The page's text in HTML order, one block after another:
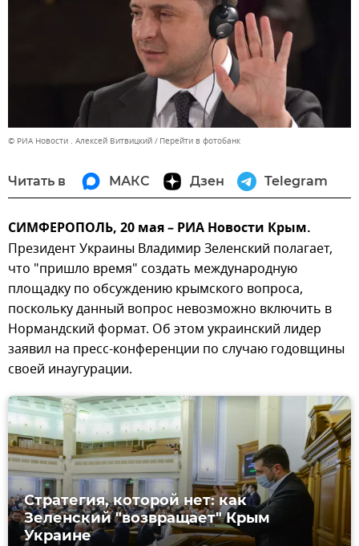
© РИА Новости . Алексей Витвицкий Перейти в фотобанк
Читать в МАКС Дзен Telegram
СИМФЕРОПОЛЬ, 20 мая – РИА Новости Крым.
Президент Украины Владимир Зеленский полагает,
что "пришло время" создать международную
площадку по обсуждению крымского вопроса,
поскольку данный вопрос невозможно включить в
Нормандский формат. Об этом украинский лидер
заявил на пресс-конференции по случаю годовщины
своей инаугурации.
Стратегия, которой нет: как
Зеленский "возвращает" Крым
Украине